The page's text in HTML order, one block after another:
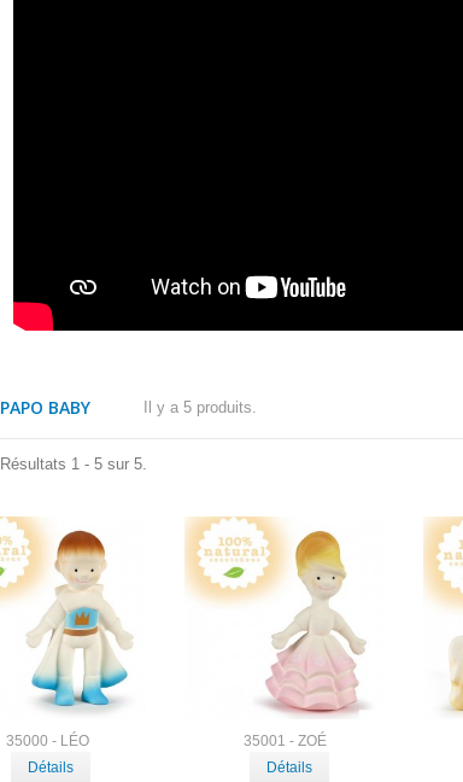
PAPO BABY Il y a 5 produits.
Résultats 1 - 5 sur 5.
35000 - LÉO
Détails
35001 - ZOÉ
Détails